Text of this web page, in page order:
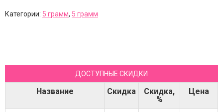
Категории: 5 грамм, 5 грамм
ДОСТУПНЫЕ СКИДКИ
Название Скидка
Скидка,
%
Цена